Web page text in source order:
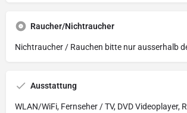
Raucher/Nichtraucher
Nichtraucher / Rauchen bitte nur ausserhalb
Ausstattung
WLAN/WiFi, Fernseher / TV, DVD Videoplayer,